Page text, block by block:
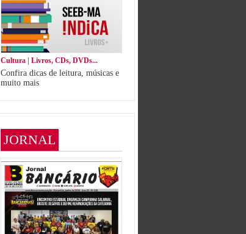
Cultura | Livros, CDs, DVDs...
Confira dicas de leitura, músicas e
muito mais
JORNAL